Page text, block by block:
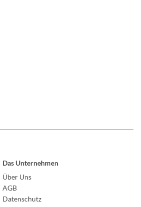
Das Unternehmen
Über Uns
AGB
Datenschutz